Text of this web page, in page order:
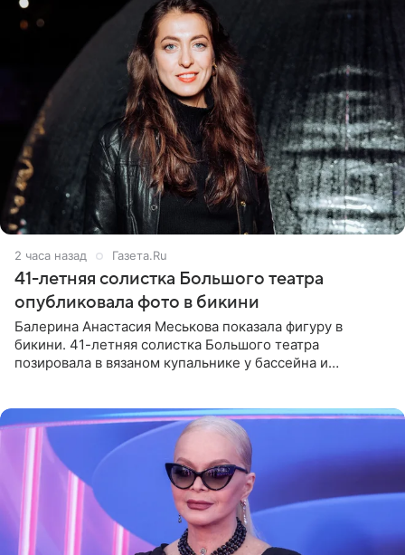
2 часа назад Газета.Ru
41-летняя солистка Большого театра
опубликовала фото в бикини
Балерина Анастасия Меськова показала фигуру в
бикини. 41-летняя солистка Большого театра
позировала в вязаном купальнике у бассейна и